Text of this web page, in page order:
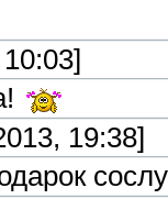
19:38]